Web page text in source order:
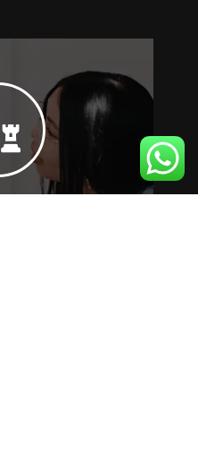
de la empresa.
con criterio
y técnico,
eficientes, bien
con los objetivos